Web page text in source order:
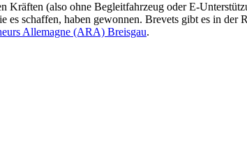
(also ohne Begleitfahrzeug oder E-
schaffen, haben gewonnen. Brevets gibt es in
Allemagne (ARA) Breisgau.